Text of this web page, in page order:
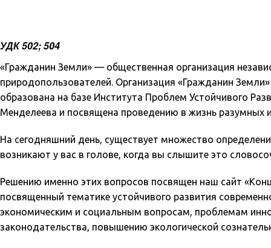
УДК 502; 504
«Гражданин Земли» — общественная организация
природопользователей. Организация «Гражданин
образована на базе Института Проблем Устойчивого
Менделеева и посвящена проведению в жизнь разумных
На сегодняшний день, существует множество
возникают у вас в голове, когда вы слышите это
Решению именно этих вопросов посвящен наш сайт
посвященный тематике устойчивого развития
экономическим и социальным вопросам, проблемам
законодательства, повышению экологической